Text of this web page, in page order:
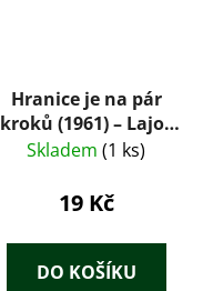
Hranice je na pár
kroků (1961) – Lajos
Mesterházi
Skladem (1 ks)
19 Kč
DO KOŠÍKU